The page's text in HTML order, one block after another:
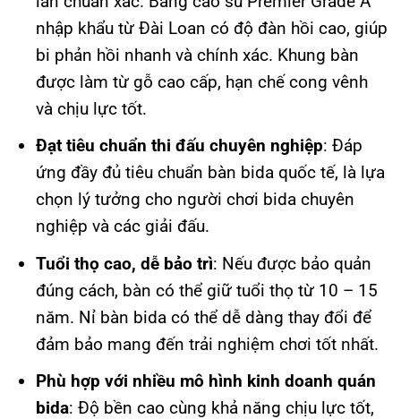
nhập khẩu từ Đài Loan có độ đàn hồi cao, giúp
bi phản hồi nhanh và chính xác. Khung bàn
được làm từ gỗ cao cấp, hạn chế cong vênh
và chịu lực tốt.
Đạt tiêu chuẩn thi đấu chuyên nghiệp: Đáp
ứng đầy đủ tiêu chuẩn bàn bida quốc tế, là lựa
chọn lý tưởng cho người chơi bida chuyên
nghiệp và các giải đấu.
Tuổi thọ cao, dễ bảo trì: Nếu được bảo quản
đúng cách, bàn có thể giữ tuổi thọ từ 10 – 15
năm. Nỉ bàn bida có thể dễ dàng thay đổi để
đảm bảo mang đến trải nghiệm chơi tốt nhất.
Phù hợp với nhiều mô hình kinh doanh quán
bida: Độ bền cao cùng khả năng chịu lực tốt,